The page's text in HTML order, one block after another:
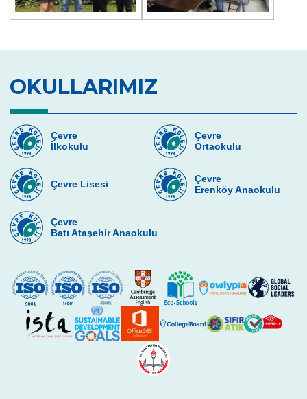
Balkan Gençler Yüzme Şampiyonası
“Çevre”nin Sihirbazları
İstanbul Bilim Olimpiyatlarında Fizik
Kategorisinde Başarımız
Lise Kız Yüzme Takımımızdan Başarı
Toprak Günü Etkinlikleri
Geleneksel 11. Sınıflar İngilizce Münazara
Çevre Talks-2021
Çevre Lisesinde Mangala Turnuvası
Çevre Lisesi Uluslararası Sertifika Töreni
ÇEVRE KOLEJİNDE CUMHURİYET COŞKUSU
OKULLARIMIZ
Çevre
İlkokulu
Çevre
Ortaokulu
Çevre Lisesi
Çevre
Erenköy Anaokulu
Çevre
Batı Ataşehir Anaokulu